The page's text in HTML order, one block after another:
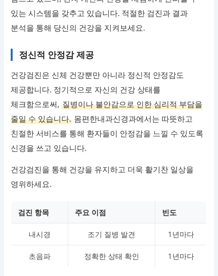
있는 시스템을 갖추고 있습니다. 적절한 검진과 결과
분석을 통해 당신의 건강을 지켜보세요.
정신적 안정감 제공
건강검진은 신체 건강뿐만 아니라 정신적 안정감도
제공합니다. 정기적으로 자신의 건강 상태를
체크함으로써,질병이나 불안감으로 인한 심리적 부담을
줄일 수 있습니다. 몸편한내과신경과에서는 따뜻하고
친절한 서비스를 통해 환자들이 안정감을 느낄 수 있도록
신경을 쓰고 있습니다.
건강검진을 통해 건강을 유지하고 더욱 활기찬 일상을
영위하세요.
검진 항목 주요 이점 빈도
내시경 조기 질병 발견 1년마다
초음파 정확한 상태 확인 1년마다